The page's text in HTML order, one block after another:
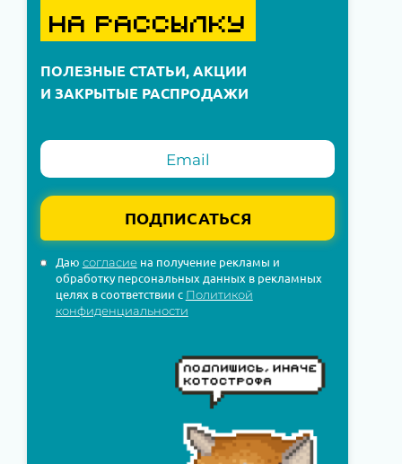
НА РАССЫЛКУ
ПОЛЕЗНЫЕ СТАТЬИ, АКЦИИ
И ЗАКРЫТЫЕ РАСПРОДАЖИ
ПОДПИСАТЬСЯ
Даю согласиена получение рекламы и
обработку персональных данных в рекламных
целях в соответствии с Политикой
конфиденциальности